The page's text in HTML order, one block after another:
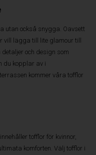
utan också snygga. Oavsett
vill lägga till lite glamour till
och design som
du kopplar av i
kommer våra tofflor
tofflor för kvinnor,
komforten. Välj tofflor i